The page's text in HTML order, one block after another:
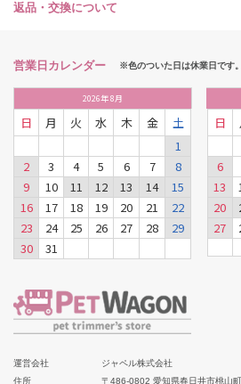
返品・交換について
営業日カレンダー ※色のついた日は休業日です。
2026年8月
日 月 火 水 木 金
土
1
2
3 4 5 6 7
8
9
10 11 12 13 14
15
16
17 18 19 20 21
22
23
24 25 26 27 28
29
30
31
日
6
13
20
27
運営会社
ジャペル株式会社
住所
〒486-0802 愛知県春日井市桃山